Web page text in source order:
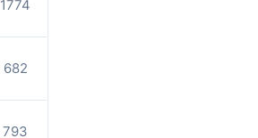
1774
682
793